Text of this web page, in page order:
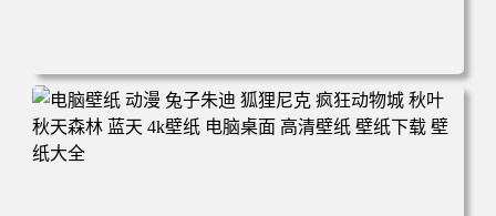
电脑壁纸 动漫 紫灵 冰清玉洁《凡人修仙传》4k壁纸 3840x2
160 电脑桌面 高清壁纸 壁纸下载 壁纸大全